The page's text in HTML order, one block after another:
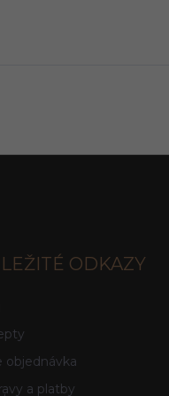
ODKAZY
objednávka
a platby